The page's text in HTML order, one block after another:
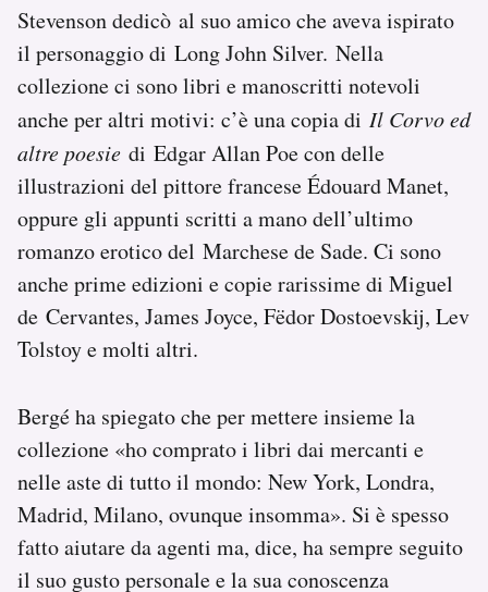
Stevenson dedicò al suo amico che aveva ispirato
il personaggio di Long John Silver. Nella
collezione ci sono libri e manoscritti notevoli
anche per altri motivi: c’è una copia di Il Corvo ed
altre poesie di Edgar Allan Poe con delle
illustrazioni del pittore francese Édouard Manet,
oppure gli appunti scritti a mano dell’ultimo
romanzo erotico del Marchese de Sade. Ci sono
anche prime edizioni e copie rarissime di Miguel
de Cervantes, James Joyce, Fëdor Dostoevskij, Lev
Tolstoy e molti altri.
Bergé ha spiegato che per mettere insieme la
collezione «ho comprato i libri dai mercanti e
nelle aste di tutto il mondo: New York, Londra,
Madrid, Milano, ovunque insomma». Si è spesso
fatto aiutare da agenti ma, dice, ha sempre seguito
il suo gusto personale e la sua conoscenza